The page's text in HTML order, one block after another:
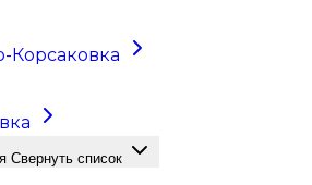
Корсаковка
Свернуть список